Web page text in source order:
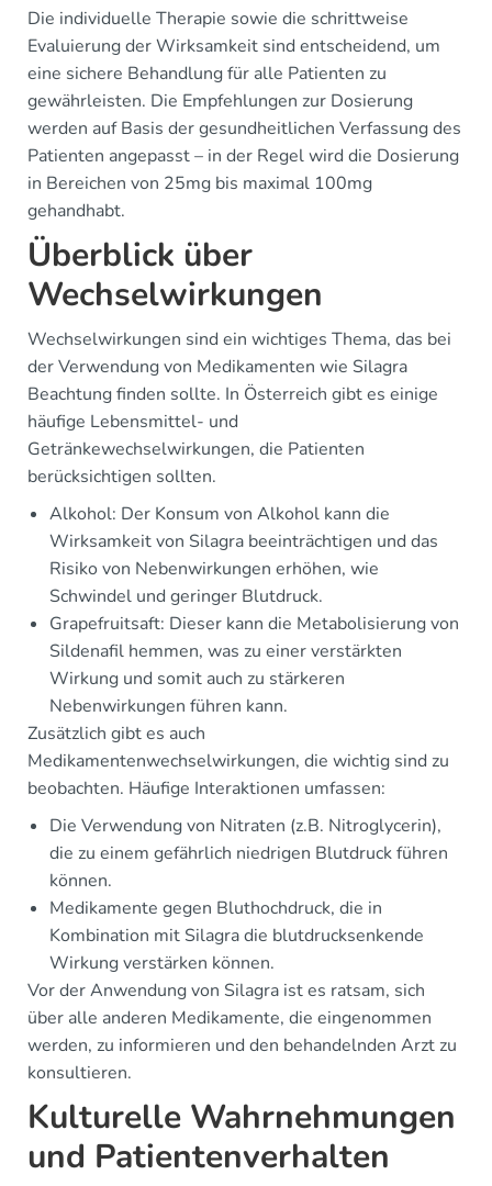
Die individuelle Therapie sowie die schrittweise
Evaluierung der Wirksamkeit sind entscheidend, um
eine sichere Behandlung für alle Patienten zu
gewährleisten. Die Empfehlungen zur Dosierung
werden auf Basis der gesundheitlichen Verfassung des
Patienten angepasst – in der Regel wird die Dosierung
in Bereichen von 25mg bis maximal 100mg
gehandhabt.
Überblick über
Wechselwirkungen
Wechselwirkungen sind ein wichtiges Thema, das bei
der Verwendung von Medikamenten wie Silagra
Beachtung finden sollte. In Österreich gibt es einige
häufige Lebensmittel- und
Getränkewechselwirkungen, die Patienten
berücksichtigen sollten.
Alkohol: Der Konsum von Alkohol kann die
Wirksamkeit von Silagra beeinträchtigen und das
Risiko von Nebenwirkungen erhöhen, wie
Schwindel und geringer Blutdruck.
Grapefruitsaft: Dieser kann die Metabolisierung von
Sildenafil hemmen, was zu einer verstärkten
Wirkung und somit auch zu stärkeren
Nebenwirkungen führen kann.
Zusätzlich gibt es auch
Medikamentenwechselwirkungen, die wichtig sind zu
beobachten. Häufige Interaktionen umfassen:
Die Verwendung von Nitraten (z.B. Nitroglycerin),
die zu einem gefährlich niedrigen Blutdruck führen
können.
Medikamente gegen Bluthochdruck, die in
Kombination mit Silagra die blutdrucksenkende
Wirkung verstärken können.
Vor der Anwendung von Silagra ist es ratsam, sich
über alle anderen Medikamente, die eingenommen
werden, zu informieren und den behandelnden Arzt zu
konsultieren.
Kulturelle Wahrnehmungen
und Patientenverhalten